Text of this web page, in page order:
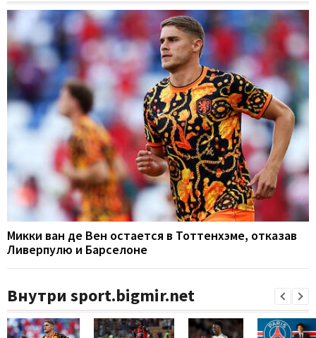
Микки ван де Вен остается в Тоттенхэме, отказав
Ливерпулю и Барселоне
Внутри sport.bigmir.net